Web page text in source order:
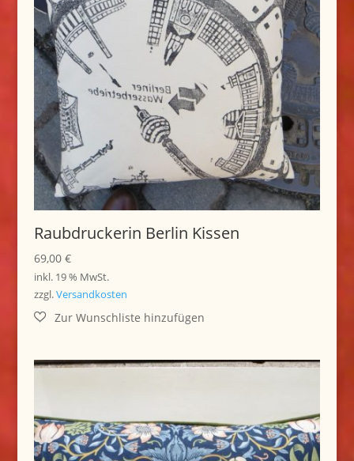
Raubdruckerin Berlin Kissen
69,00 €
inkl. 19 % MwSt.
zzgl.Versandkosten